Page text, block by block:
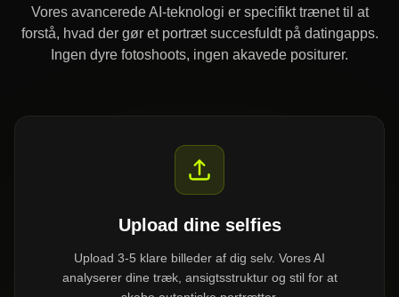
Vores avancerede AI-teknologi er specifikt trænet til at
forstå, hvad der gør et portræt succesfuldt på datingapps.
Ingen dyre fotoshoots, ingen akavede positurer.
Upload dine selfies
Upload 3-5 klare billeder af dig selv. Vores AI
analyserer dine træk, ansigtsstruktur og stil for at